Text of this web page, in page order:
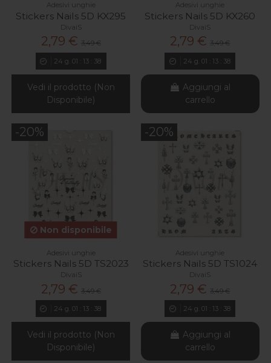
Adesivi unghie
Stickers Nails 5D KX295
DivaiS
2,79 € 3,49 €
24 g. 01 13: 37
Vedi il prodotto (Non
Disponibile)
Adesivi unghie
Stickers Nails 5D KX260
DivaiS
2,79 € 3,49 €
24 g. 01 13: 37
Aggiungi al
carrello
-20%
Non disponibile
Adesivi unghie
Stickers Nails 5D TS2023
DivaiS
2,79 € 3,49 €
24 g. 01 13: 37
Vedi il prodotto (Non
Disponibile)
-20%
Adesivi unghie
Stickers Nails 5D TS1024
DivaiS
2,79 € 3,49 €
24 g. 01 13: 37
Aggiungi al
carrello